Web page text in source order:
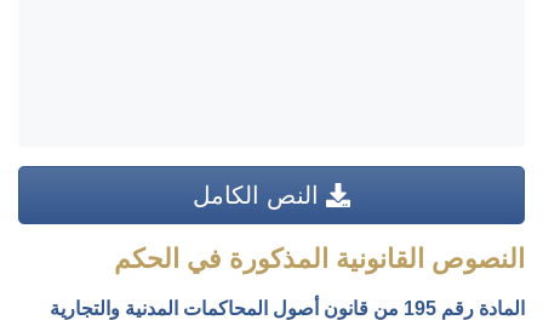
النص الكامل
النصوص القانونية المذكورة في الحكم
المادة رقم 195 من قانون أصول المحاكمات المدنية والتجارية